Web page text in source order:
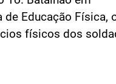
Educação Física,
físicos dos